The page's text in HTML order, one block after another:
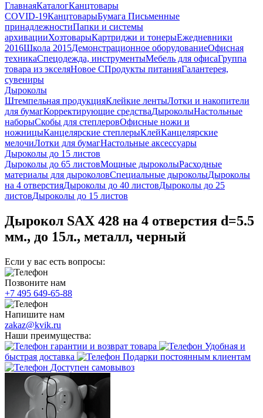
ГлавнаяКаталогКанцтовары
COVID-19КанцтоварыБумага Письменные
принадлежностиПапки и системы
архивацииХозтоварыКартриджи и тонерыЕжедневники
2016Школа 2015Демонстрационное оборудованиеОфисная
техникаСпецодежда, инструментыМебель для офисаГруппа
товара из экселяНовое СПродукты питанияГалантерея,
сувениры
Дыроколы
Штемпельная продукцияКлейкие лентыЛотки и накопители
для бумагКорректирующие средстваДыроколыНастольные
наборыСкобы для степлеровОфисные ножи и
ножницыКанцелярские степлерыКлейКанцелярские
мелочиЛотки для бумагНастольные аксессуары
Дыроколы до 15 листов
Дыроколы до 65 листовМощные дыроколыРасходные
материалы для дыроколовСпециальные дыроколыДыроколы
на 4 отверстияДыроколы до 40 листовДыроколы до 25
листовДыроколы до 15 листов
Дырокол SAX 428 на 4 отверстия d=5.5
мм., до 15л., металл, черный
Если у вас есть вопросы:
Позвоните нам
+7 495 649-65-88
Напишите нам
zakaz@kvik.ru
Наши преимущества:
гарантии и возврат товара
Удобная и
быстрая доставка
Подарки постоянным клиентам
Доступен самовывоз